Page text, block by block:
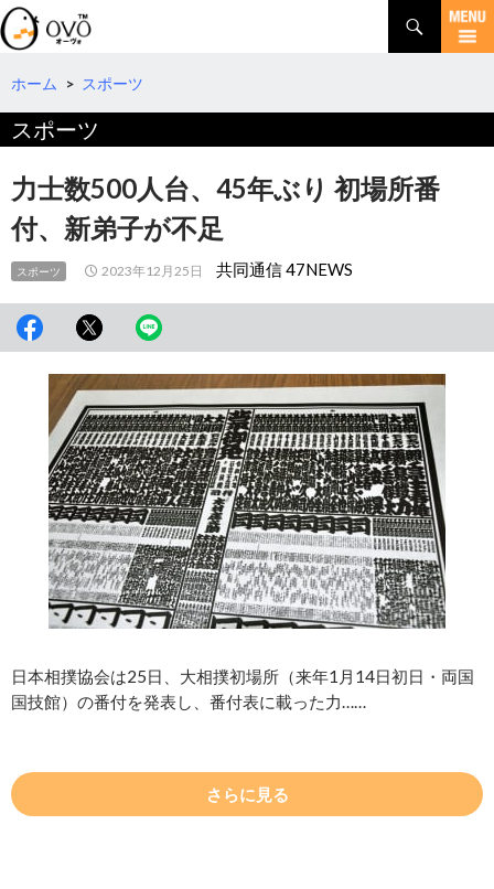
検
索
コ
テ
へ
動
ホーム > スポーツ
スポーツ
力士数500人台、45年ぶり 初場所番
付、新弟子が不足
スポーツ 2023年12月25日 共同通信 47NEWS
日本相撲協会は25日、大相撲初場所（来年1月14日初日・両国
国技館）の番付を発表し、番付表に載った力……
さらに見る